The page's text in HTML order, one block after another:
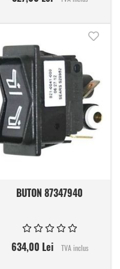
BUTON 87347940
634,00 Lei TVA inclus